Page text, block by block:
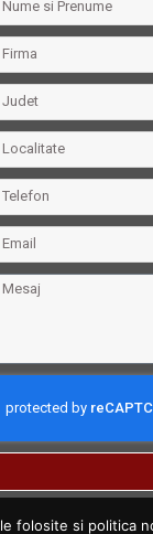
folosite si politica